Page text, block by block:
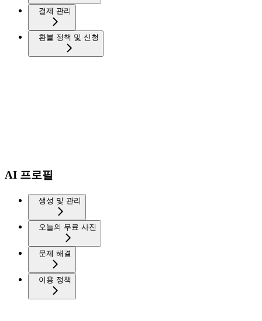
결제 관리
환불 정책 및 신청
AI 프로필
생성 및 관리
오늘의 무료 사진
문제 해결
이용 정책